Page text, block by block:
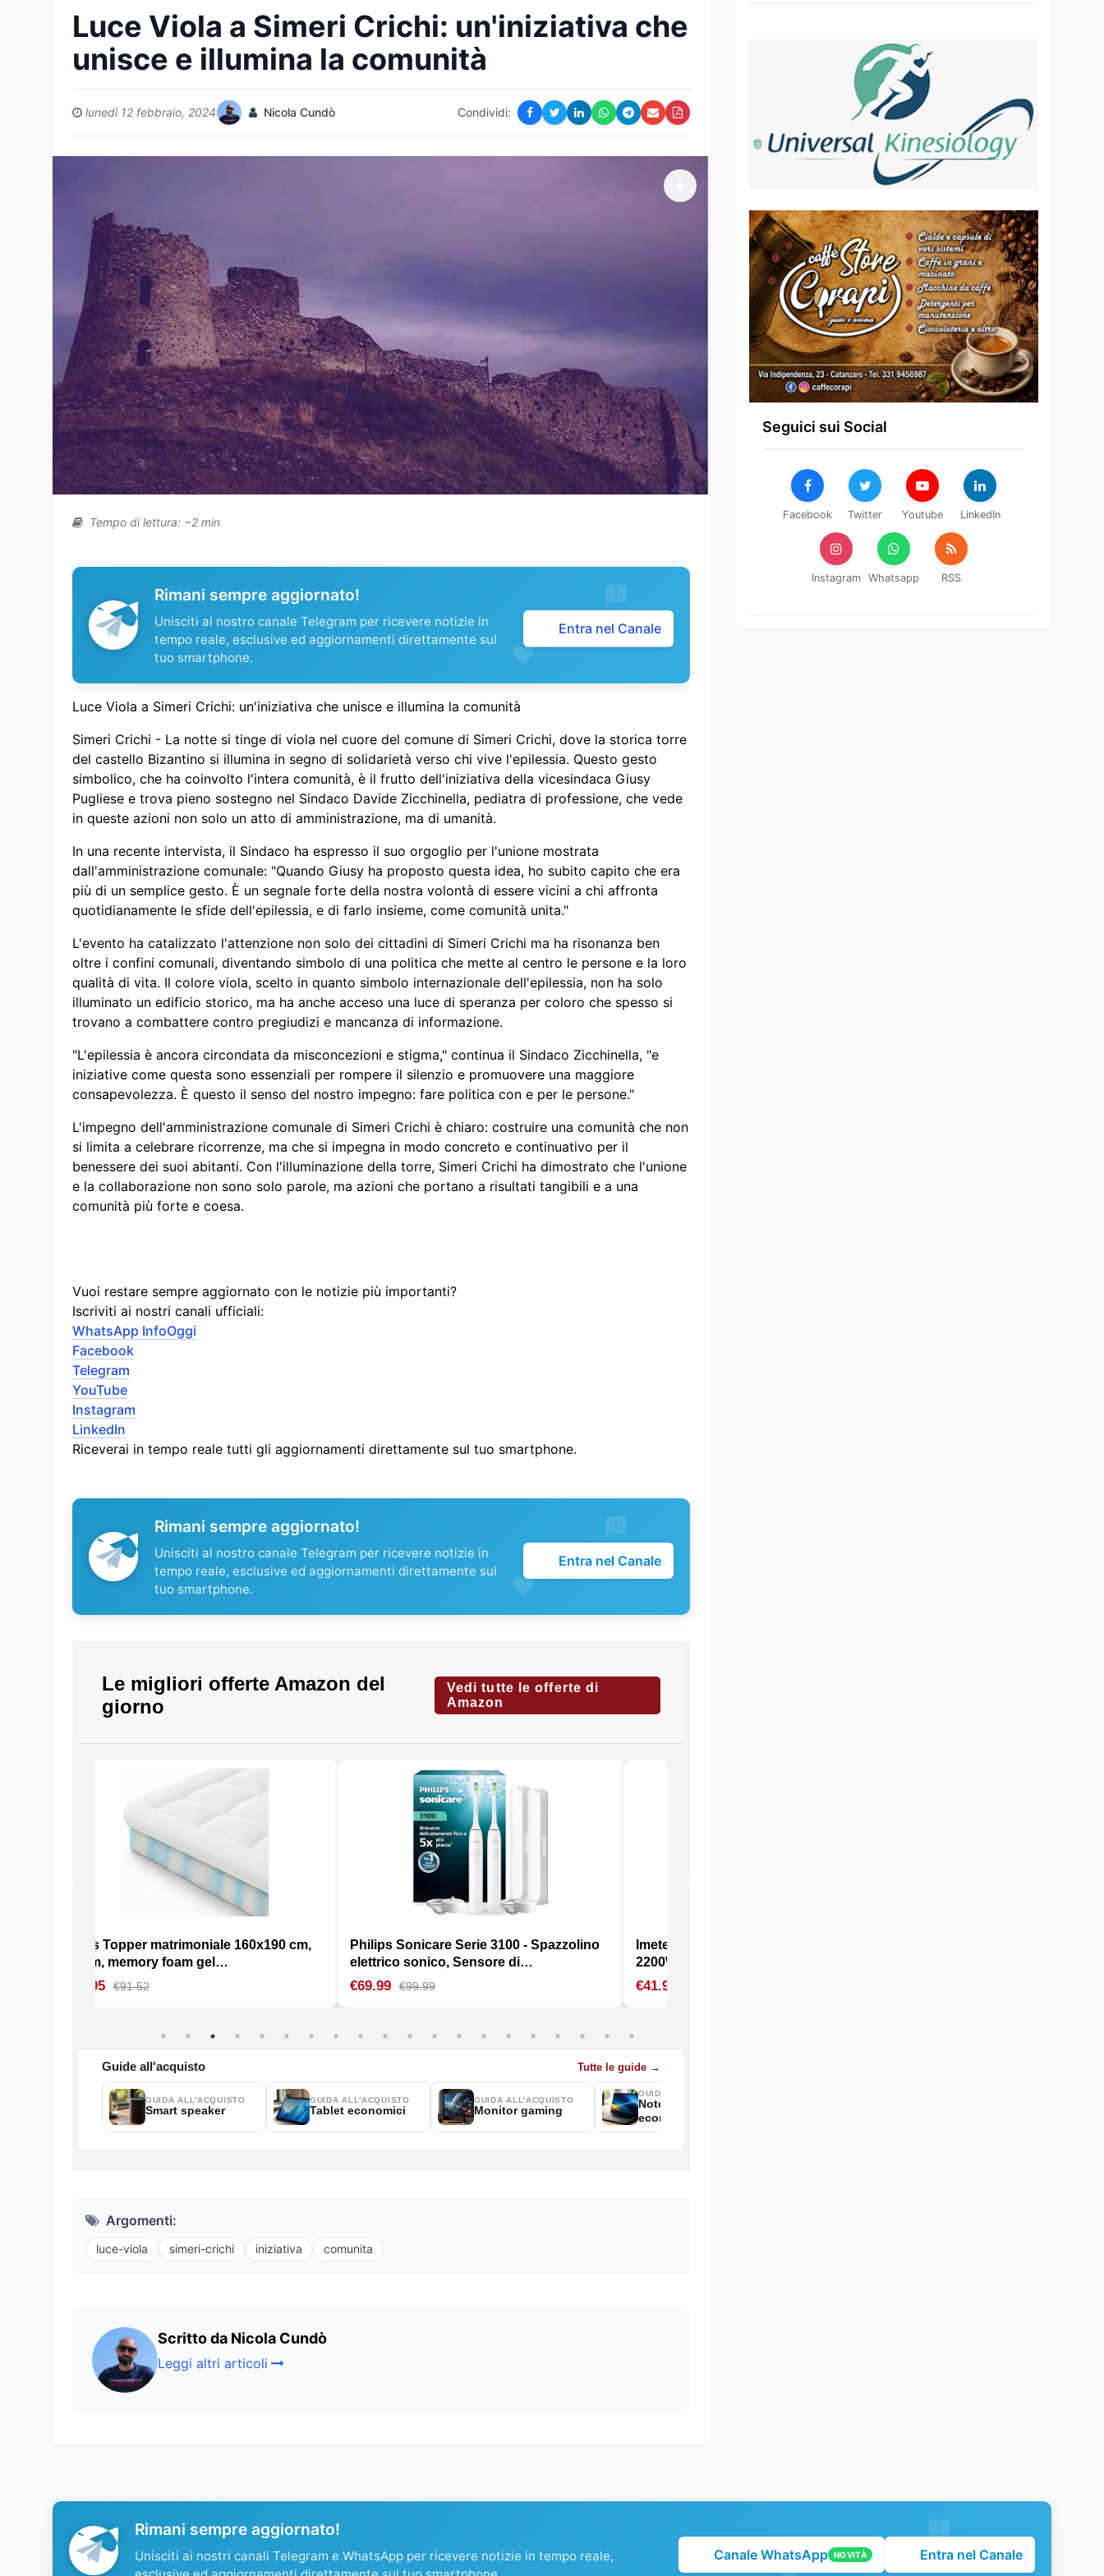
Luce Viola a Simeri Crichi: un'iniziativa che
unisce e illumina la comunità
lunedì 12 febbraio, 2024 Nicola Cundò Condividi:
Tempo di lettura: ~2 min
Rimani sempre aggiornato!
Unisciti al nostro canale Telegram per ricevere notizie in
tempo reale, esclusive ed aggiornamenti direttamente sul
tuo smartphone.
Entra nel Canale
Luce Viola a Simeri Crichi: un'iniziativa che unisce e illumina la comunità
Simeri Crichi - La notte si tinge di viola nel cuore del comune di Simeri Crichi, dove la storica torre
del castello Bizantino si illumina in segno di solidarietà verso chi vive l'epilessia. Questo gesto
simbolico, che ha coinvolto l'intera comunità, è il frutto dell'iniziativa della vicesindaca Giusy
Pugliese e trova pieno sostegno nel Sindaco Davide Zicchinella, pediatra di professione, che vede
in queste azioni non solo un atto di amministrazione, ma di umanità.
In una recente intervista, il Sindaco ha espresso il suo orgoglio per l'unione mostrata
dall'amministrazione comunale: "Quando Giusy ha proposto questa idea, ho subito capito che era
più di un semplice gesto. È un segnale forte della nostra volontà di essere vicini a chi affronta
quotidianamente le sfide dell'epilessia, e di farlo insieme, come comunità unita."
L'evento ha catalizzato l'attenzione non solo dei cittadini di Simeri Crichi ma ha risonanza ben
oltre i confini comunali, diventando simbolo di una politica che mette al centro le persone e la loro
qualità di vita. Il colore viola, scelto in quanto simbolo internazionale dell'epilessia, non ha solo
illuminato un edificio storico, ma ha anche acceso una luce di speranza per coloro che spesso si
trovano a combattere contro pregiudizi e mancanza di informazione.
"L'epilessia è ancora circondata da misconcezioni e stigma," continua il Sindaco Zicchinella, "e
iniziative come questa sono essenziali per rompere il silenzio e promuovere una maggiore
consapevolezza. È questo il senso del nostro impegno: fare politica con e per le persone."
L'impegno dell'amministrazione comunale di Simeri Crichi è chiaro: costruire una comunità che non
si limita a celebrare ricorrenze, ma che si impegna in modo concreto e continuativo per il
benessere dei suoi abitanti. Con l'illuminazione della torre, Simeri Crichi ha dimostrato che l'unione
e la collaborazione non sono solo parole, ma azioni che portano a risultati tangibili e a una
comunità più forte e coesa.
Vuoi restare sempre aggiornato con le notizie più importanti?
Iscriviti ai nostri canali ufficiali:
WhatsApp InfoOggi
Facebook
Telegram
YouTube
Instagram
LinkedIn
Riceverai in tempo reale tutti gli aggiornamenti direttamente sul tuo smartphone.
Rimani sempre aggiornato!
Unisciti al nostro canale Telegram per ricevere notizie in
tempo reale, esclusive ed aggiornamenti direttamente sul
tuo smartphone.
Entra nel Canale
Argomenti:
luce-viola simeri-crichi iniziativa comunita
Scritto da Nicola Cundò
Leggi altri articoli
Seguici sui Social
Facebook Twitter Youtube LinkedIn
Instagram Whatsapp RSS
Rimani sempre aggiornato!
Unisciti ai nostri canali Telegram e WhatsApp per ricevere notizie in tempo reale,
Canale WhatsApp NOVITÀ Entra nel Canale